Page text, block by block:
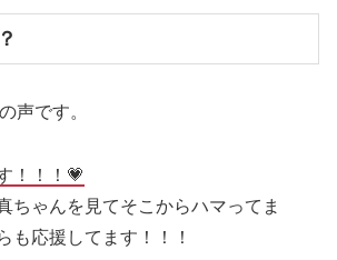
声です。
！！！💗
ちゃんを見てそこからハマってま
も応援してます！！！